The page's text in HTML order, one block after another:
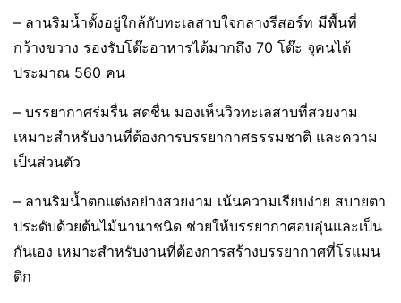
– ลานริมน้ำตั้งอยู่ใกล้กับทะเลสาบใจกลางรีสอร์ท มีพื้นที่
กว้างขวาง รองรับโต๊ะอาหารได้มากถึง 70 โต๊ะ จุคนได้
ประมาณ 560 คน
– บรรยากาศร่มรื่น สดชื่น มองเห็นวิวทะเลสาบที่สวยงาม
เหมาะสำหรับงานที่ต้องการบรรยากาศธรรมชาติ และความ
เป็นส่วนตัว
– ลานริมน้ำตกแต่งอย่างสวยงาม เน้นความเรียบง่าย สบายตา
ประดับด้วยต้นไม้นานาชนิด ช่วยให้บรรยากาศอบอุ่นและเป็น
กันเอง เหมาะสำหรับงานที่ต้องการสร้างบรรยากาศที่โรแมน
ติก